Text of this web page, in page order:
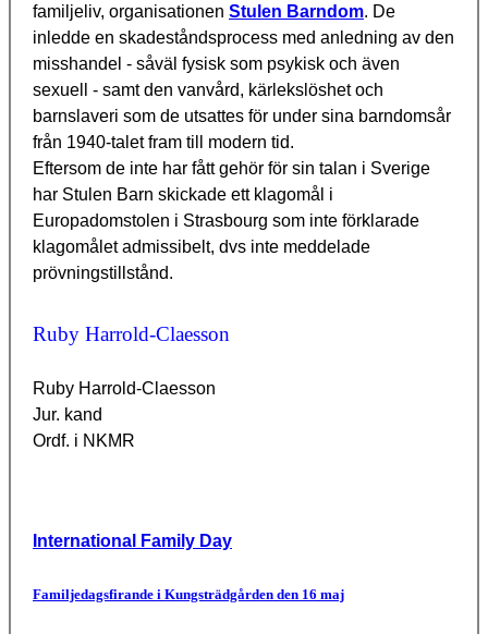
familjeliv, organisationen Stulen Barndom. De
inledde en skadeståndsprocess med anledning av den
misshandel - såväl fysisk som psykisk och även
sexuell - samt den vanvård, kärlekslöshet och
barnslaveri som de utsattes för under sina barndomsår
från 1940-talet fram till modern tid.
Eftersom de inte har fått gehör för sin talan i Sverige
har Stulen Barn skickade ett klagomål i
Europadomstolen i Strasbourg som inte förklarade
klagomålet admissibelt, dvs inte meddelade
prövningstillstånd.
Ruby Harrold-Claesson
Ruby Harrold-Claesson
Jur. kand
Ordf. i NKMR
International Family Day
Familjedagsfirande i Kungsträdgården den 16 maj